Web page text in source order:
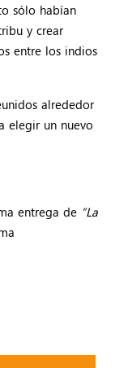
sólo habían
y crear
entre los indios
alrededor
elegir un nuevo
entrega de “La